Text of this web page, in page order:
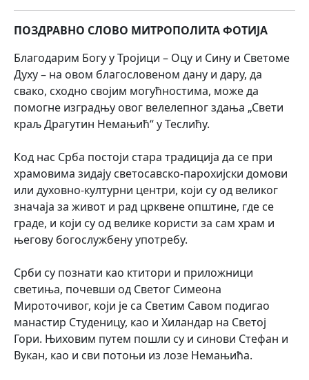
ПОЗДРАВНО СЛОВО МИТРОПОЛИТА ФОТИЈА
​Благодарим Богу у Тројици – Оцу и Сину и Светоме
Духу – на овом благословеном дану и дару, да
свако, сходно својим могућностима, може да
помогне изградњу овог велелепног здања „Свети
краљ Драгутин Немањић“ у Теслићу.
Код нас Срба постоји стара традиција да се при
храмовима зидају светосавско-парохијски домови
или духовно-културни центри, који су од великог
значаја за живот и рад црквене општине, где се
граде, и који су од велике користи за сам храм и
његову богослужбену употребу.
Срби су познати као ктитори и приложници
светиња, почевши од Светог Симеона
Мироточивог, који је са Светим Савом подигао
манастир Студеницу, као и Хиландар на Светој
Гори. Њиховим путем пошли су и синови Стефан и
Вукан, као и сви потоњи из лозе Немањића.